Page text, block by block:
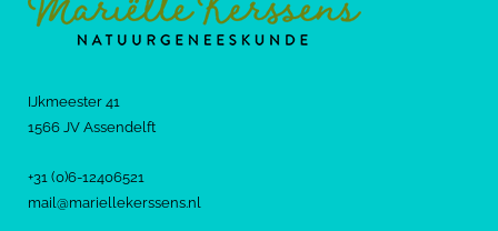
IJkmeester 41
1566 JV Assendelft
+31 (0)6-12406521
mail@mariellekerssens.nl